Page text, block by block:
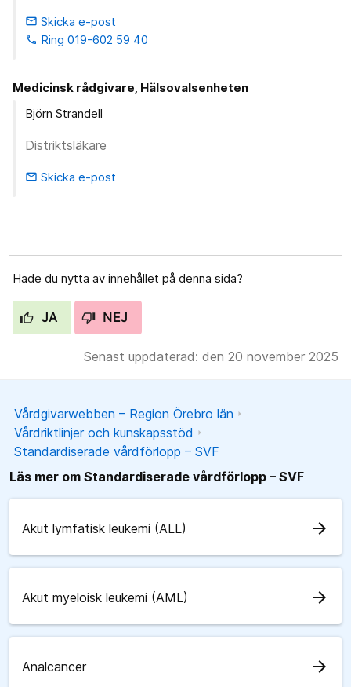
email Skicka e-post
phone Ring 019-602 59 40
Medicinsk rådgivare, Hälsovalsenheten
Björn Strandell
Distriktsläkare
email Skicka e-post
Hade du nytta av innehållet på denna sida?
JA NEJ
Senast uppdaterad: den 20 november 2025
Vårdgivarwebben – Region Örebro län
Vårdriktlinjer och kunskapsstöd
Standardiserade vårdförlopp – SVF
Läs mer om Standardiserade vårdförlopp – SVF
Akut lymfatisk leukemi (ALL) arrow_forward
Akut myeloisk leukemi (AML) arrow_forward
Analcancer arrow_forward